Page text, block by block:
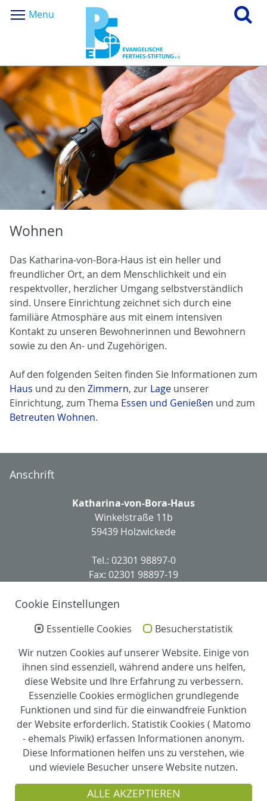
Menu
Wohnen
Das Katharina-von-Bora-Haus ist ein heller und
freundlicher Ort, an dem Menschlichkeit und ein
respektvoller, herzlicher Umgang selbstverständlich
sind. Unsere Einrichtung zeichnet sich durch eine
familiäre Atmosphäre aus mit einem intensiven
Kontakt zu unseren Bewohnerinnen und Bewohnern
sowie zu den An- und Zugehörigen.
Auf den folgenden Seiten finden Sie Informationen zum
Haus und zu den Zimmern, zur Lage unserer
Einrichtung, zum Thema Essen und Genießen und zum
Betreuten Wohnen.
Anschrift
Katharina-von-Bora-Haus
Winkelstraße 11b
59439 Holzwickede
Tel.: 02301 98897-0
Fax: 02301 98897-19
Leitung:
Ansgar Bittner
Stellv. Leitung und Pflegedienstleitung:
Christian Moewer
Partner
Cookie Einstellungen
Essentielle Cookies
Besucherstatistik
Wir nutzen Cookies auf unserer Website. Einige von
ihnen sind essenziell, während andere uns helfen,
diese Website und Ihre Erfahrung zu verbessern.
Essenzielle Cookies ermöglichen grundlegende
Funktionen und sind für die einwandfreie Funktion
der Website erforderlich. Statistik Cookies ( Matomo
- ehemals Piwik) erfassen Informationen anonym.
Diese Informationen helfen uns zu verstehen, wie
und wieviele Besucher unsere Website nutzen.
ALLE AKZEPTIEREN